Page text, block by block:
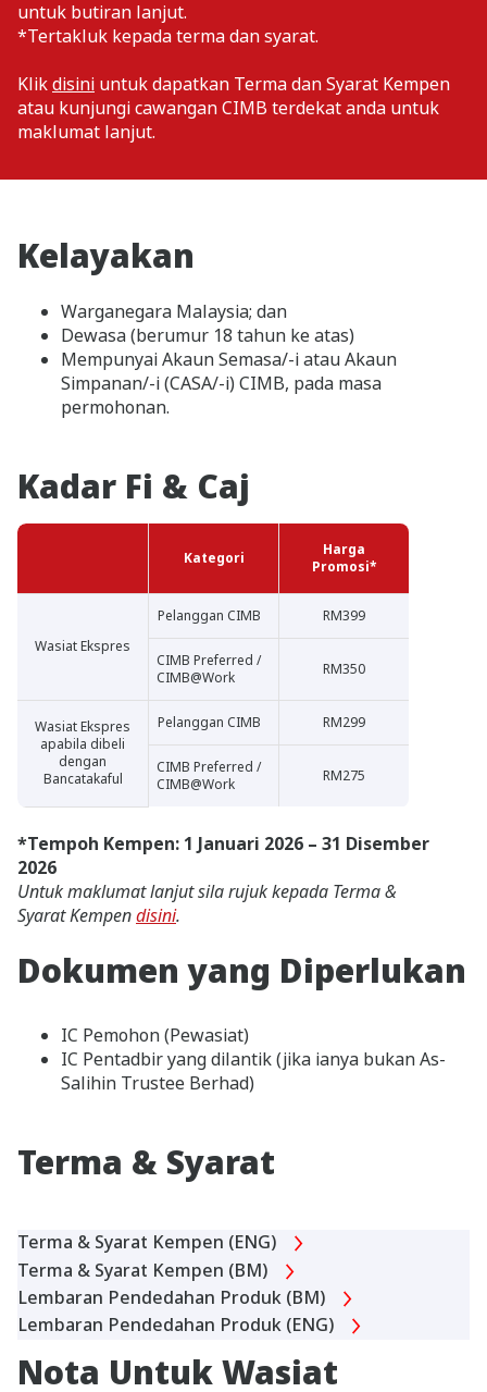
untuk butiran lanjut.
*Tertakluk kepada terma dan syarat.
Klikdisini untuk dapatkan Terma dan Syarat Kempen
atau kunjungi cawangan CIMB terdekat anda untuk
maklumat lanjut.
Kelayakan
Warganegara Malaysia; dan
Dewasa (berumur 18 tahun ke atas)
Mempunyai Akaun Semasa/-i atau Akaun
Simpanan/-i (CASA/-i) CIMB, pada masa
permohonan.
Kadar Fi & Caj
Kategori
Harga
Promosi*
Wasiat Ekspres
Pelanggan CIMB RM399
CIMB Preferred /
CIMB@Work
RM350
Wasiat Ekspres
apabila dibeli
dengan
Bancatakaful
Pelanggan CIMB RM299
CIMB Preferred /
CIMB@Work
RM275
*Tempoh Kempen: 1 Januari 2026 – 31 Disember
2026
Untuk maklumat lanjut sila rujuk kepada Terma &
Syarat Kempendisini.
Dokumen yang Diperlukan
IC Pemohon (Pewasiat)
IC Pentadbir yang dilantik (jika ianya bukan As-
Salihin Trustee Berhad)
Terma & Syarat
Terma & Syarat Kempen (ENG)
Terma & Syarat Kempen (BM)
Lembaran Pendedahan Produk (BM)
Lembaran Pendedahan Produk (ENG)
Nota Untuk Wasiat